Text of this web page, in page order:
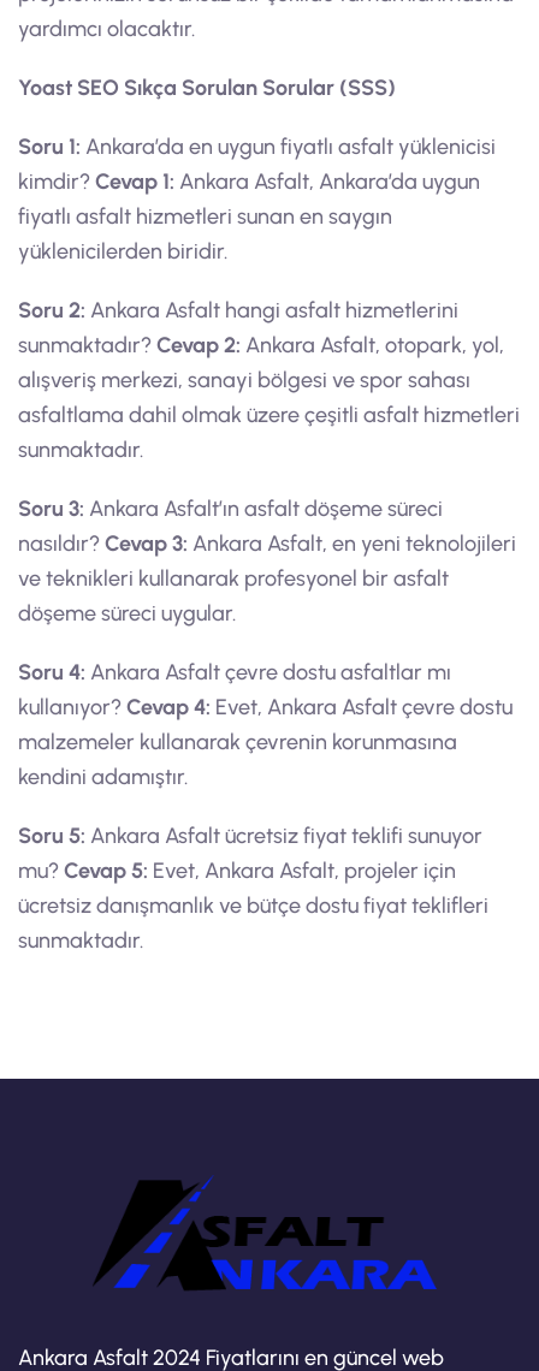
yardımcı olacaktır.
Yoast SEO Sıkça Sorulan Sorular (SSS)
Soru 1: Ankara’da en uygun fiyatlı asfalt yüklenicisi
kimdir? Cevap 1: Ankara Asfalt, Ankara’da uygun
fiyatlı asfalt hizmetleri sunan en saygın
yüklenicilerden biridir.
Soru 2: Ankara Asfalt hangi asfalt hizmetlerini
sunmaktadır? Cevap 2: Ankara Asfalt, otopark, yol,
alışveriş merkezi, sanayi bölgesi ve spor sahası
asfaltlama dahil olmak üzere çeşitli asfalt hizmetleri
sunmaktadır.
Soru 3: Ankara Asfalt’ın asfalt döşeme süreci
nasıldır? Cevap 3: Ankara Asfalt, en yeni teknolojileri
ve teknikleri kullanarak profesyonel bir asfalt
döşeme süreci uygular.
Soru 4: Ankara Asfalt çevre dostu asfaltlar mı
kullanıyor? Cevap 4: Evet, Ankara Asfalt çevre dostu
malzemeler kullanarak çevrenin korunmasına
kendini adamıştır.
Soru 5: Ankara Asfalt ücretsiz fiyat teklifi sunuyor
mu? Cevap 5: Evet, Ankara Asfalt, projeler için
ücretsiz danışmanlık ve bütçe dostu fiyat teklifleri
sunmaktadır.
Ankara Asfalt 2024 Fiyatlarını en güncel web